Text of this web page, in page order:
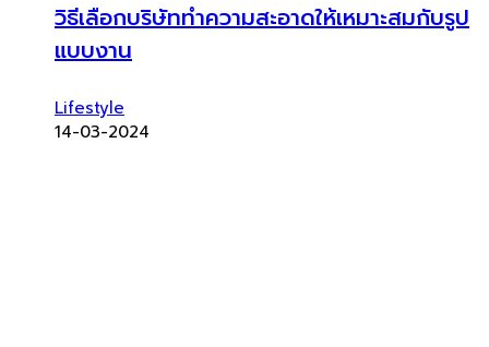
วิธีเลือกบริษัททำความสะอาดให้เหมาะสมกับรูป
แบบงาน
Lifestyle
14-03-2024